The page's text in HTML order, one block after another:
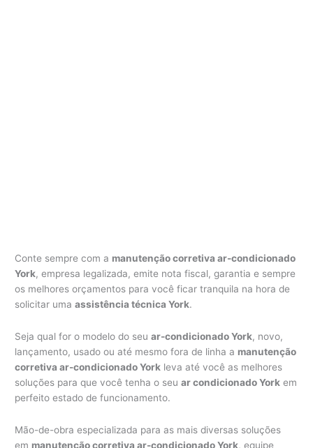
Conte sempre com a manutenção corretiva ar-condicionado
York, empresa legalizada, emite nota fiscal, garantia e sempre
os melhores orçamentos para você ficar tranquila na hora de
solicitar umaassistência técnica York.
Seja qual for o modelo do seuar-condicionado York, novo,
lançamento, usado ou até mesmo fora de linha a manutenção
corretiva ar-condicionado York leva até você as melhores
soluções para que você tenha o seuar condicionado York em
perfeito estado de funcionamento.
Mão-de-obra especializada para as mais diversas soluções
em manutenção corretiva ar-condicionado York, equipe